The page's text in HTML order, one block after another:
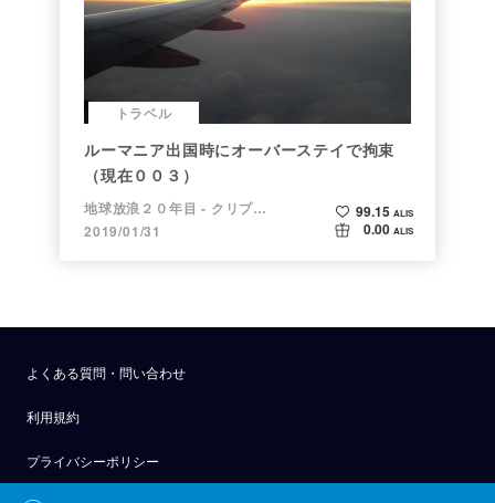
トラベル
ルーマニア出国時にオーバーステイで拘束
（現在００３）
地球放浪２０年目 - クリプトラベラー
2019/01/31
99.15 ALIS
0.00 ALIS
よくある質問・問い合わせ
利用規約
プライバシーポリシー